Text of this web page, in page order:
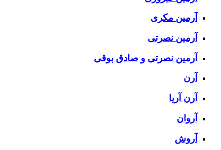
آرمین مکری
آرمین نصرتی
آرمین نصرتی و صادق بوقی
آرن
آرن آریا
آروان
آروش